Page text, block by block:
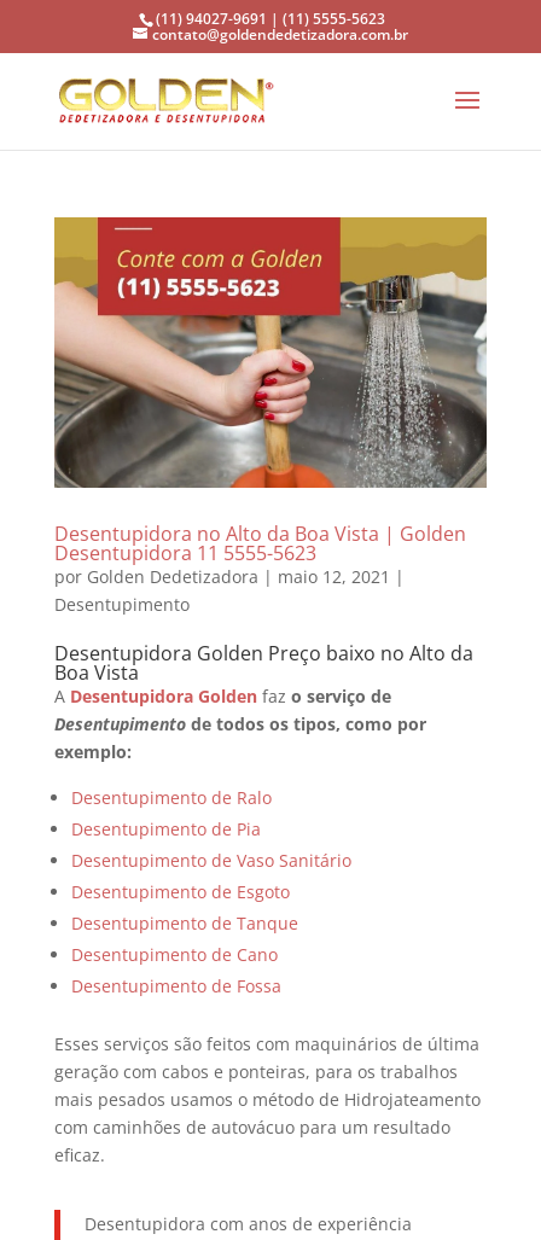
(11) 94027-9691 | (11) 5555-5623
contato@goldendedetizadora.com.br
Desentupidora no Alto da Boa Vista | Golden
Desentupidora 11 5555-5623
por Golden Dedetizadora | maio 12, 2021 |
Desentupimento
Desentupidora Golden Preço baixo no Alto da
Boa Vista
A Desentupidora Golden faz o serviço de
Desentupimentode todos os tipos, como por
exemplo:
Desentupimento de Ralo
Desentupimento de Pia
Desentupimento de Vaso Sanitário
Desentupimento de Esgoto
Desentupimento de Tanque
Desentupimento de Cano
Desentupimento de Fossa
Esses serviços são feitos com maquinários de última
geração com cabos e ponteiras, para os trabalhos
mais pesados usamos o método de Hidrojateamento
com caminhões de autovácuo para um resultado
eficaz.
Desentupidora com anos de experiência